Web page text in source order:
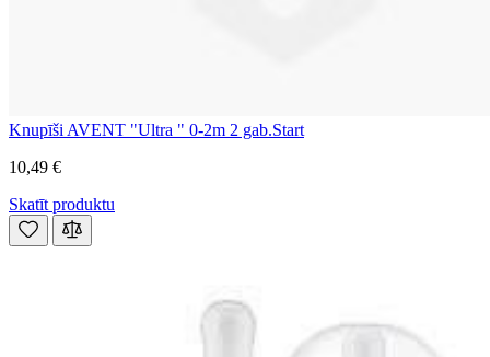
Knupīši AVENT "Ultra " 0-2m 2 gab.Start
10,49 €
Skatīt produktu